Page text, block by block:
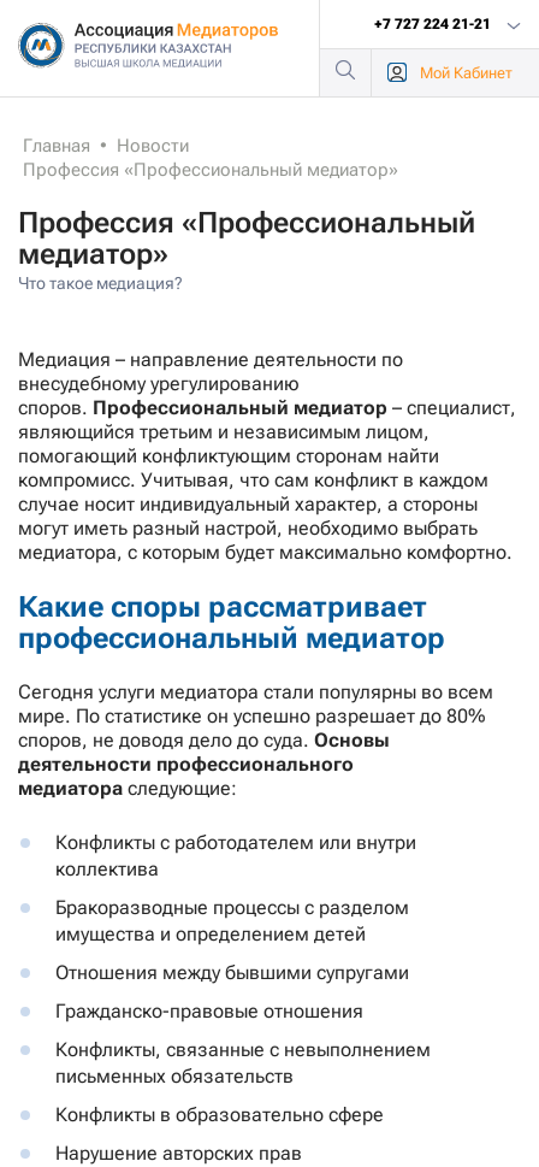
+7 727 224 21-21
МойКабинет
Главная • Новости
Профессия «Профессиональный медиатор»
Профессия «Профессиональный
медиатор»
Что такое медиация?
Медиация – направление деятельности по
внесудебному урегулированию
споров. Профессиональный медиатор – специалист,
являющийся третьим и независимым лицом,
помогающий конфликтующим сторонам найти
компромисс. Учитывая, что сам конфликт в каждом
случае носит индивидуальный характер, а стороны
могут иметь разный настрой, необходимо выбрать
медиатора, с которым будет максимально комфортно.
Какие споры рассматривает
профессиональный медиатор
Сегодня услуги медиатора стали популярны во всем
мире. По статистике он успешно разрешает до 80%
споров, не доводя дело до суда. Основы
деятельности профессионального
медиатора следующие:
Конфликты с работодателем или внутри
коллектива
Бракоразводные процессы с разделом
имущества и определением детей
Отношения между бывшими супругами
Гражданско-правовые отношения
Конфликты, связанные с невыполнением
письменных обязательств
Конфликты в образовательно сфере
Нарушение авторских прав